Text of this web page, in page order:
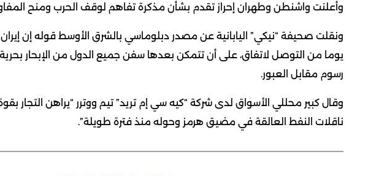
وأعلنت واشنطن ​وطهران إحراز تقدم ⁠بشأن مذكرة تفاهم لوقف الحرب ومنح المفاوضين 60 يوما للتوصل إلى
يوما من التوصل لاتفاق، على أن تتمكن بعدها سفن جميع الدول من الإبحار
​رسوم مقابل العبور.
وقال كبير محللي ​الأسواق لدى شركة “كيه سي إم تريد” تيم ووترر “يراهن التجار
ناقلات النفط ​العالقة في مضيق هرمز وحوله منذ فترة طويلة”.